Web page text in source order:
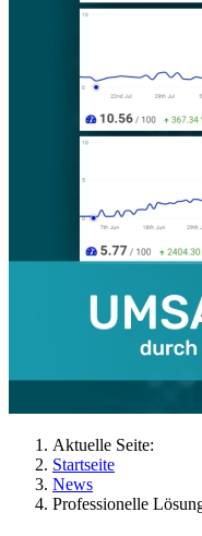
Aktuelle Seite:
Startseite
News
Professionelle